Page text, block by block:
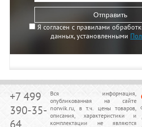
Отправить
Я согласен с правилами
данных, установленными
+7 499
390-35-
64
Вся информация,
опубликованная на сайте
norwik.ru, в т.ч. цены товаров,
описания, характеристики и
комплектации не являются